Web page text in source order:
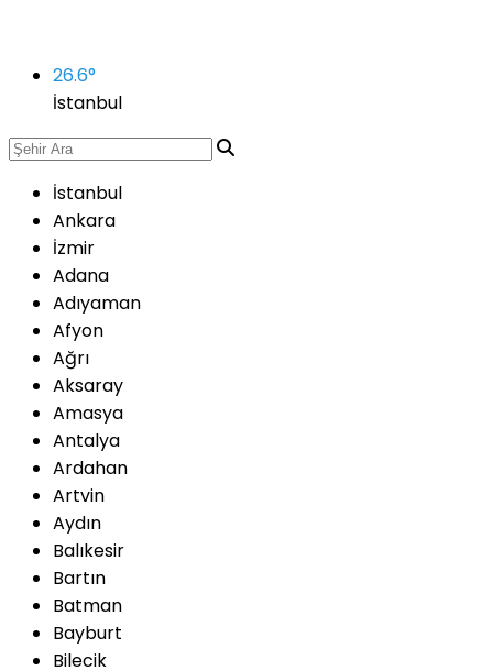
26.6°
İstanbul
İstanbul
Ankara
İzmir
Adana
Adıyaman
Afyon
Ağrı
Aksaray
Amasya
Antalya
Ardahan
Artvin
Aydın
Balıkesir
Bartın
Batman
Bayburt
Bilecik